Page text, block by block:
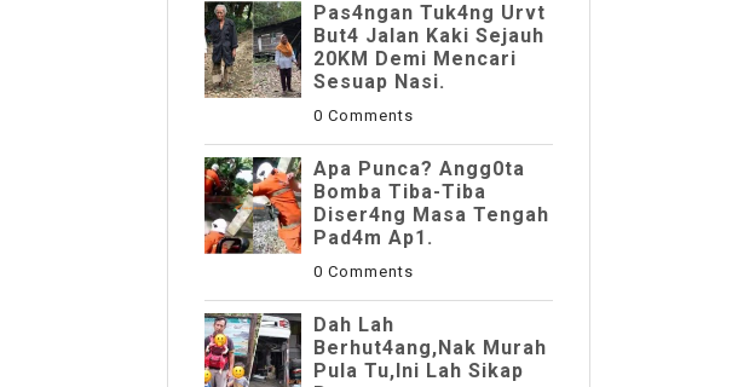
Pas4ngan Tuk4ng Urvt
But4 JaIan Kaki Sejauh
20KM Demi Mencari
Sesuap Nasi.
0 Comments
Apa Punca? Angg0ta
Bomba Tiba-Tiba
Diser4ng Masa Tengah
Pad4m Ap1.
0 Comments
Dah Lah
Berhut4ang,Nak Murah
Pula Tu,Ini Lah Sikap